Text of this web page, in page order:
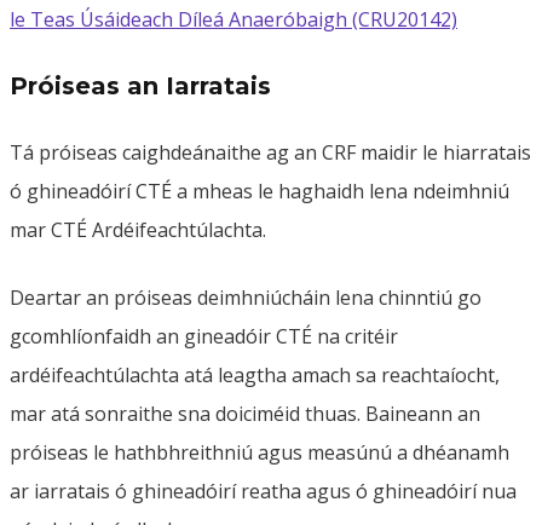
le Teas Úsáideach Díleá Anaeróbaigh (CRU20142)
Próiseas an Iarratais
Tá próiseas caighdeánaithe ag an CRF maidir le hiarratais
ó ghineadóirí CTÉ a mheas le haghaidh lena ndeimhniú
mar CTÉ Ardéifeachtúlachta.
Deartar an próiseas deimhniúcháin lena chinntiú go
gcomhlíonfaidh an gineadóir CTÉ na critéir
ardéifeachtúlachta atá leagtha amach sa reachtaíocht,
mar atá sonraithe sna doiciméid thuas. Baineann an
próiseas le hathbhreithniú agus measúnú a dhéanamh
ar iarratais ó ghineadóirí reatha agus ó ghineadóirí nua